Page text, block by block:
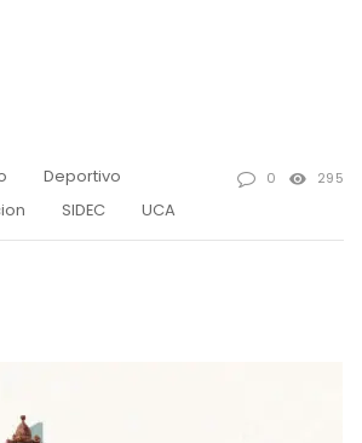
Deportivo
SIDEC UCA
0 295